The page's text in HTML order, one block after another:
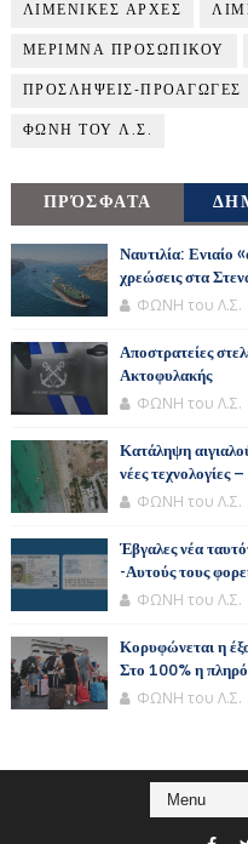
ΛΙΜΕΝΙΚΕΣ ΑΡΧΕΣ
ΜΕΡΙΜΝΑ ΠΡΟΣΩΠΙΚΟΥ
ΠΡΟΣΛΗΨΕΙΣ-ΠΡΟΑΓΩΓΕΣ
ΦΩΝΗ ΤΟΥ Λ.Σ.
ΠΡΌΣΦΑΤΑ
Ναυτιλία: Ενιαίο
χρεώσεις στα
ΦΩΝΗ του Λ.Σ.
Αποστρατείες
Ακτοφυλακής
ΦΩΝΗ του Λ.Σ.
Κατάληψη
νέες
ΦΩΝΗ του Λ.Σ.
Έβγαλες νέα
-Αυτούς τους
ΦΩΝΗ του Λ.Σ.
Κορυφώνεται η
Στο 100% η
ΦΩΝΗ του Λ.Σ.